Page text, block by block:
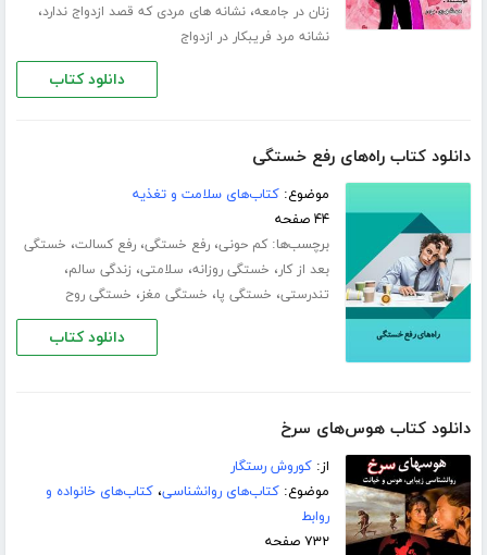
زنان در جامعه،نشانه های مردی که قصد ازدواج ندارد،
نشانه مرد فریبکار در ازدواج
دانلود کتاب
دانلود کتاب راه‌های رفع خستگی
موضوع:کتاب‌های سلامت و تغذیه
۴۴ صفحه
برچسب‌ها:کم حونی،رفع خستگی،رفع کسالت، خستگی
بعد از کار، خستگی روزانه، سلامتی، زندگی سالم،
تندرستی، خستگی پا، خستگی مغز، خستگی روح
دانلود کتاب
دانلود کتاب هوس‌های سرخ
از:کوروش رستگار
موضوع:کتاب‌های روانشناسی،کتاب‌های خانواده و
روابط
۷۳۲ صفحه